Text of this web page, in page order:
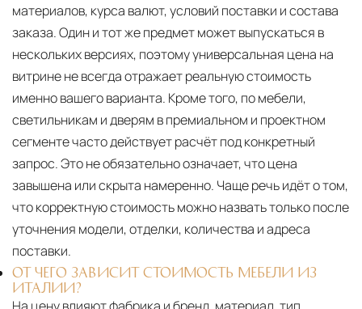
материалов, курса валют, условий поставки и состава
заказа. Один и тот же предмет может выпускаться в
нескольких версиях, поэтому универсальная цена на
витрине не всегда отражает реальную стоимость
именно вашего варианта. Кроме того, по мебели,
светильникам и дверям в премиальном и проектном
сегменте часто действует расчёт под конкретный
запрос. Это не обязательно означает, что цена
завышена или скрыта намеренно. Чаще речь идёт о том,
что корректную стоимость можно назвать только после
уточнения модели, отделки, количества и адреса
поставки.
ОТ ЧЕГО ЗАВИСИТ СТОИМОСТЬ МЕБЕЛИ ИЗ
ИТАЛИИ?